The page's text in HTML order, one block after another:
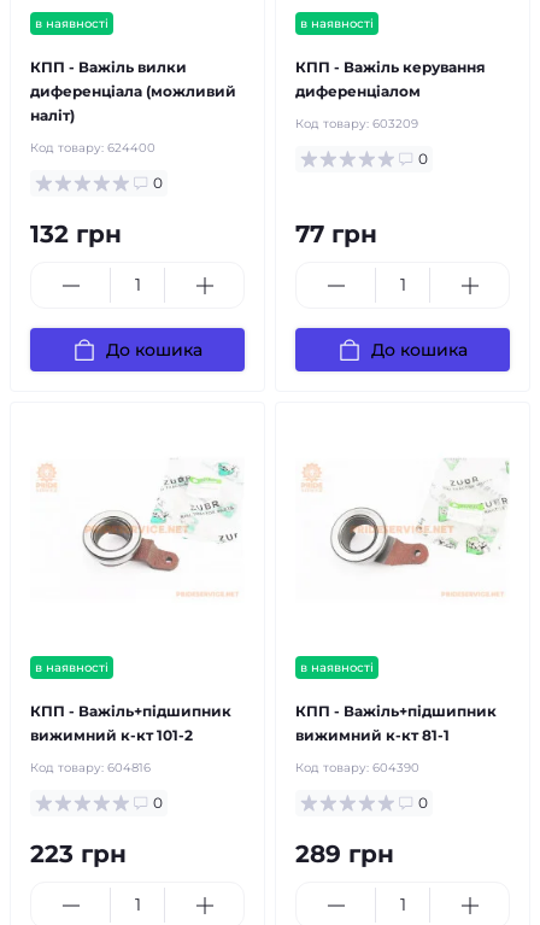
в наявності
КПП - Важіль вилки
диференціала (можливий
наліт)
Код товару: 624400
0
132 грн
До кошика
в наявності
КПП - Важіль керування
диференціалом
Код товару: 603209
0
77 грн
До кошика
в наявності
КПП - Важіль+підшипник
вижимний к-кт 101-2
Код товару: 604816
0
223 грн
в наявності
КПП - Важіль+підшипник
вижимний к-кт 81-1
Код товару: 604390
0
289 грн